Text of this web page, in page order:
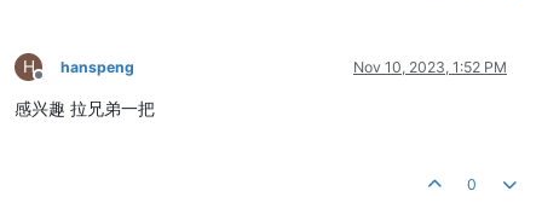
H
Offline
hanspeng Nov 10, 2023, 1:52 PM
感兴趣 拉兄弟一把
0